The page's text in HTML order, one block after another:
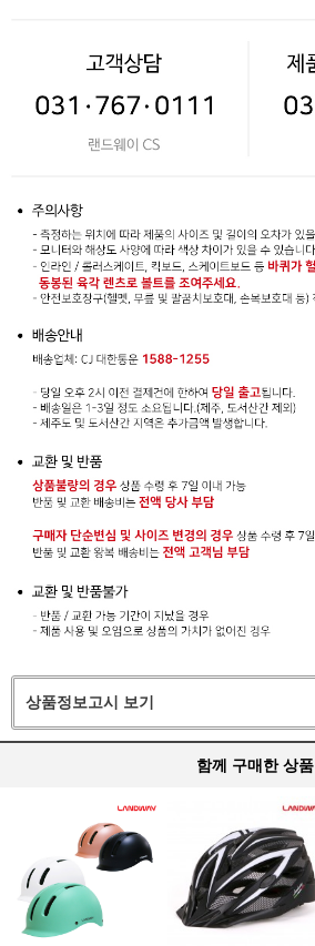
상품정보고시 보기
함께 구매한 상품